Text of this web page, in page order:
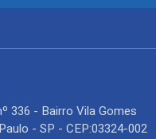
336 - Bairro Vila Gomes
- SP - CEP:03324-002